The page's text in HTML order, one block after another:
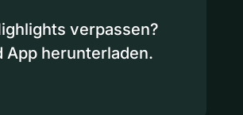
verpassen?
App herunterladen.